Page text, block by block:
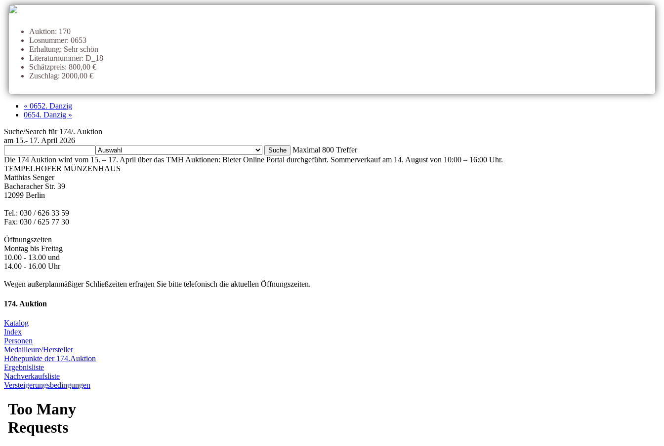
Auktion: 170
Losnummer: 0653
Erhaltung: Sehr schön
Literaturnummer: D_18
Schätzpreis: 800,00 €
Zuschlag: 2000,00 €
« 0652. Danzig
0654. Danzig »
Suche/Search für 174/. Auktion
am 15.- 17. April 2026
Maximal 800 Treffer
Die 174 Auktion wird vom 15. – 17. April über das TMH Auktionen: Bieter Online Portal durchgeführt. Sommerverkauf am 14. August von 10:00 – 16:00 Uhr.
TEMPELHOFER MÜNZENHAUS
Matthias Senger
Bacharacher Str. 39
12099 Berlin
Tel.: 030 / 626 33 59
Fax: 030 / 625 77 30
Öffnungszeiten
Montag bis Freitag
10.00 - 13.00 und
14.00 - 16.00 Uhr
Wegen außerplanmäßiger Schließzeiten erfragen Sie bitte telefonisch die aktuellen Öffnungszeiten.
174. Auktion
Katalog
Index
Personen
Medailleure/Hersteller
Höhepunkte der 174.Auktion
Ergebnisliste
Nachverkaufsliste
Versteigerungsbedingungen